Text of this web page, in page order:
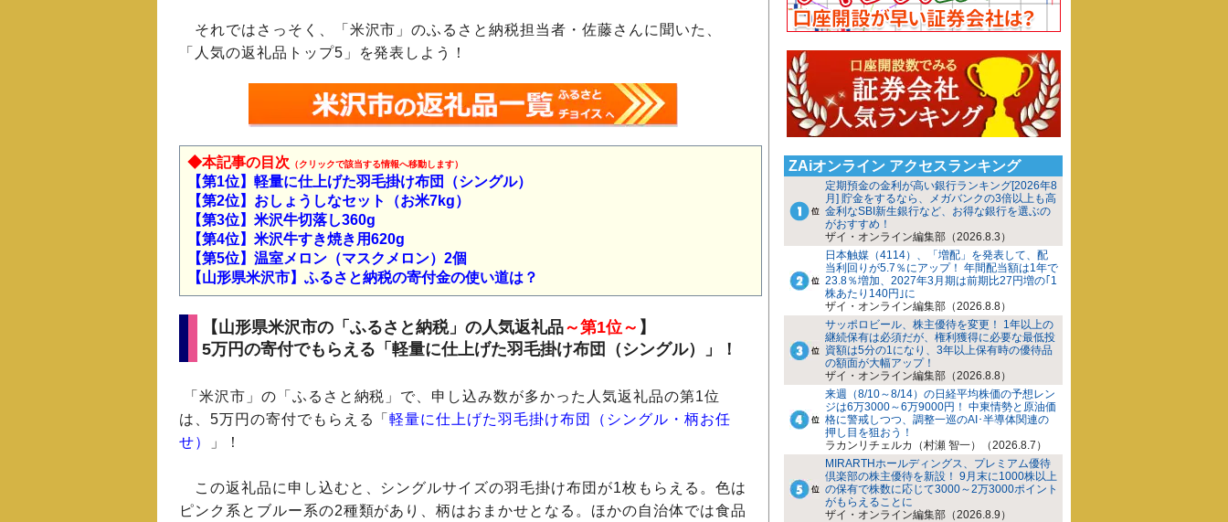
それではさっそく、「米沢市」のふるさと納税担当者・佐藤さんに聞いた、
「人気の返礼品トップ5」を発表しよう！
◆本記事の目次 （クリックで該当する情報へ移動します）
【第1位】軽量に仕上げた羽毛掛け布団（シングル）
【第2位】おしょうしなセット（お米7kg）
【第3位】米沢牛切落し360g
【第4位】米沢牛すき焼き用620g
【第5位】温室メロン（マスクメロン）2個
【山形県米沢市】ふるさと納税の寄付金の使い道は？
【山形県米沢市の「ふるさと納税」の人気返礼品～第1位～ 】
5万円の寄付でもらえる「軽量に仕上げた羽毛掛け布団（シングル）」！
「米沢市」の「ふるさと納税」で、申し込み数が多かった人気返礼品の第1位
は、5万円の寄付でもらえる「軽量に仕上げた羽毛掛け布団（シングル・柄お任
せ）
」！
この返礼品に申し込むと、シングルサイズの羽毛掛け布団が1枚もらえる。色は
ピンク系とブルー系の2種類があり、柄はおまかせとなる。ほかの自治体では食品
ZAiオンライン アクセスランキング
定期預金の金利が高い銀行ランキング[2026年8
月] 貯金をするなら、メガバンクの3倍以上も高
金利なSBI新生銀行など、お得な銀行を選ぶの
がおすすめ！
ザイ・オンライン編集部（2026.8.3）
日本触媒（4114）、「増配」を発表して、配
当利回りが5.7％にアップ！ 年間配当額は1年で
23.8％増加、2027年3月期は前期比27円増の｢1
株あたり140円｣に
ザイ・オンライン編集部（2026.8.8）
サッポロビール、株主優待を変更！ 1年以上の
継続保有は必須だが、権利獲得に必要な最低投
資額は5分の1になり、3年以上保有時の優待品
の額面が大幅アップ！
ザイ・オンライン編集部（2026.8.8）
来週（8/10～8/14）の日経平均株価の予想レン
ジは6万3000～6万9000円！ 中東情勢と原油価
格に警戒しつつ、調整一巡のAI･半導体関連の
押し目を狙おう！
ラカンリチェルカ（村瀬 智一）（2026.8.7）
MIRARTHホールディングス、プレミアム優待
倶楽部の株主優待を新設！ 9月末に1000株以上
の保有で株数に応じて3000～2万3000ポイント
がもらえることに
ザイ・オンライン編集部（2026.8.9）